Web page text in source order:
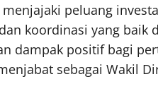
peluang
koordinasi yang baik
dampak positif bagi
sebagai Wakil